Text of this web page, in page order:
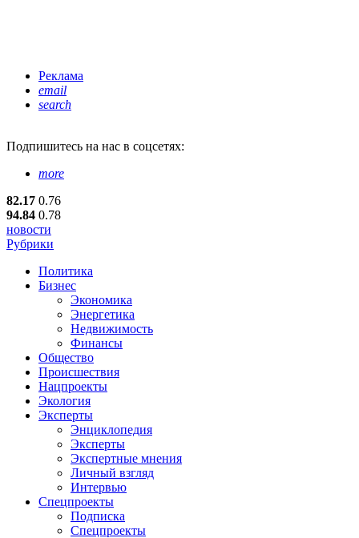
Реклама
email
search
Подпишитесь на нас в соцсетях:
more
82.17 0.76
94.84 0.78
новости
Рубрики
Политика
Бизнес
Экономика
Энергетика
Недвижимость
Финансы
Общество
Происшествия
Нацпроекты
Экология
Эксперты
Энциклопедия
Эксперты
Экспертные мнения
Личный взгляд
Интервью
Спецпроекты
Подписка
Спецпроекты